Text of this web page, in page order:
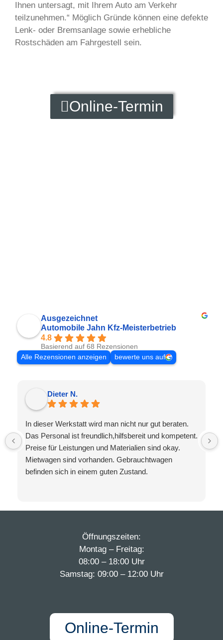
Ihnen untersagt, mit Ihrem Auto am Verkehr
teilzunehmen.“ Möglich Gründe können eine defekte
Lenk- oder Bremsanlage sowie erhebliche
Rostschäden am Fahrgestell sein.
Online-Termin
Ausgezeichnet
Automobile Jahn Kfz-Meisterbetrieb
4.8
Basierend auf 68 Rezensionen
Alle Rezensionen anzeigen
bewerte uns auf
Dieter N.
In dieser Werkstatt wird man nicht nur gut beraten.
Das Personal ist freundlich,hilfsbereit und kompetent.
Preise für Leistungen und Materialien sind okay.
Mietwagen sind vorhanden. Gebrauchtwagen
befinden sich in einem guten Zustand.
Öffnungszeiten:
Montag – Freitag:
08:00 – 18:00 Uhr
Samstag: 09:00 – 12:00 Uhr
Online-Termin